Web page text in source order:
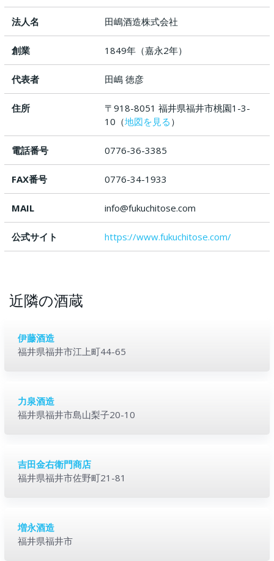
法人名 田嶋酒造株式会社
創業 1849年（嘉永2年）
代表者 田嶋 徳彦
住所
〒918-8051 福井県福井市桃園1-3-
10（地図を見る ）
電話番号 0776-36-3385
FAX番号 0776-34-1933
MAIL info@fukuchitose.com
公式サイト https://www.fukuchitose.com/
近隣の酒蔵
伊藤酒造
福井県福井市江上町44-65
力泉酒造
福井県福井市島山梨子20-10
吉田金右衛門商店
福井県福井市佐野町21-81
増永酒造
福井県福井市